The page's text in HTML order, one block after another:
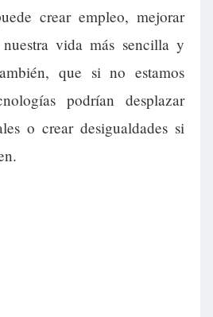
crear empleo, mejorar
vida más sencilla y
que si no estamos
podrían desplazar
o crear desigualdades si